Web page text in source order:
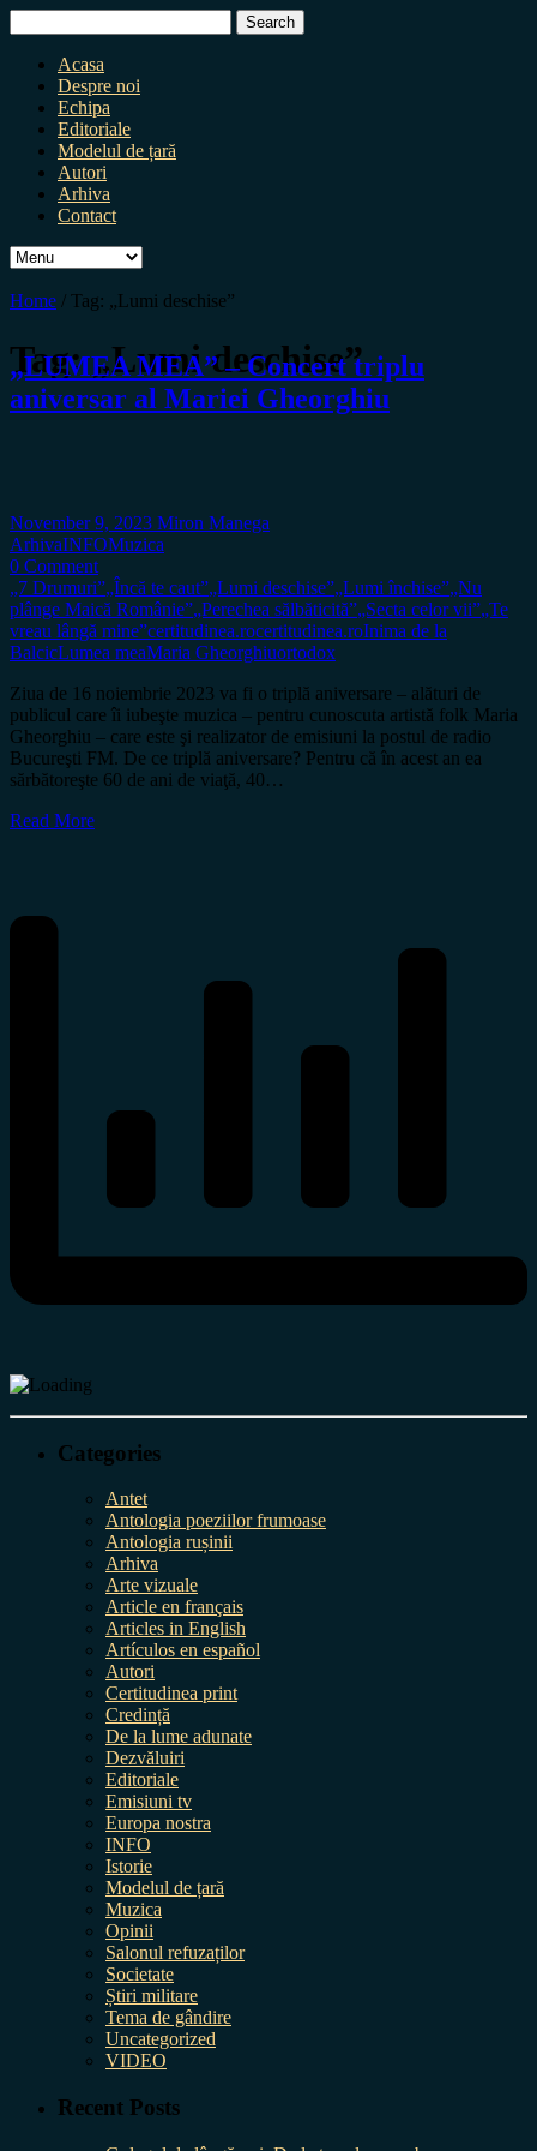
for:
Acasa
Despre noi
Echipa
Editoriale
Modelul de țară
Autori
Arhiva
Contact
Home / Tag: „Lumi deschise”
Tag:„Lumi deschise”
„LUMEA MEA” – Concert triplu
aniversar al Mariei Gheorghiu
November 9, 2023 Miron Manega
ArhivaINFOMuzica
0 Comment
„7 Drumuri”„Încă te caut”„Lumi deschise”„Lumi închise”„Nu
plânge Maică Românie”„Perechea sălbăticită”„Secta celor vii”„Te
vreau lângă mine”certitudinea.rocertitudinea.roInima de la
BalcicLumea meaMaria Gheorghiuortodox
Ziua de 16 noiembrie 2023 va fi o triplă aniversare – alături de
publicul care îi iubeşte muzica – pentru cunoscuta artistă folk Maria
Gheorghiu – care este şi realizator de emisiuni la postul de radio
Bucureşti FM. De ce triplă aniversare? Pentru că în acest an ea
sărbătoreşte 60 de ani de viaţă, 40…
Read More
Categories
Antet
Antologia poeziilor frumoase
Antologia rușinii
Arhiva
Arte vizuale
Article en français
Articles in English
Artículos en español
Autori
Certitudinea print
Credință
De la lume adunate
Dezvăluiri
Editoriale
Emisiuni tv
Europa nostra
INFO
Istorie
Modelul de țară
Muzica
Opinii
Salonul refuzaților
Societate
Știri militare
Tema de gândire
Uncategorized
VIDEO
Recent Posts